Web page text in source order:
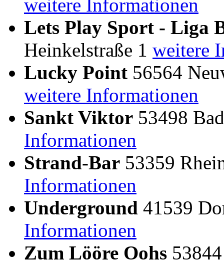
weitere Informationen
Lets Play Sport - Liga
Heinkelstraße 1 weitere
Lucky Point 56564
weitere Informationen
Sankt Viktor 53498
Informationen
Strand-Bar 53359
Informationen
Underground 41539
Informationen
Zum Lööre Oohs